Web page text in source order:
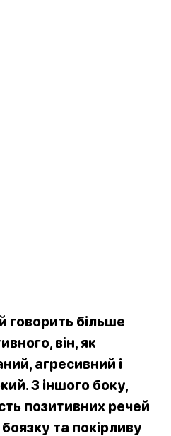
говорить більше
він, як
агресивний і
З іншого боку,
позитивних речей
та покірливу